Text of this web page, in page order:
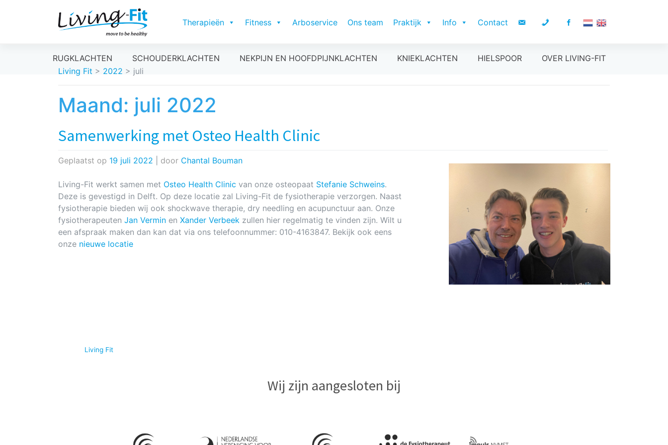
Therapieën Fitness Arboservice Ons team Praktijk Info Contact
RUGKLACHTEN SCHOUDERKLACHTEN NEKPIJN EN HOOFDPIJNKLACHTEN KNIEKLACHTEN HIELSPOOR
OVER LIVING-FIT
Living Fit > 2022 > juli
Maand: juli 2022
Samenwerking met Osteo Health Clinic
Geplaatst op 19 juli 2022 door Chantal Bouman
Living-Fit werkt samen met Osteo Health Clinic van onze osteopaat Stefanie Schweins.
Deze is gevestigd in Delft. Op deze locatie zal Living-Fit de fysiotherapie verzorgen. Naast
fysiotherapie bieden wij ook shockwave therapie, dry needling en acupunctuur aan. Onze
fysiotherapeuten Jan Vermin en Xander Verbeek zullen hier regelmatig te vinden zijn. Wilt u
een afspraak maken dan kan dat via ons telefoonnummer: 010-4163847. Bekijk ook eens
onze nieuwe locatie
Living Fit
Wij zijn aangesloten bij